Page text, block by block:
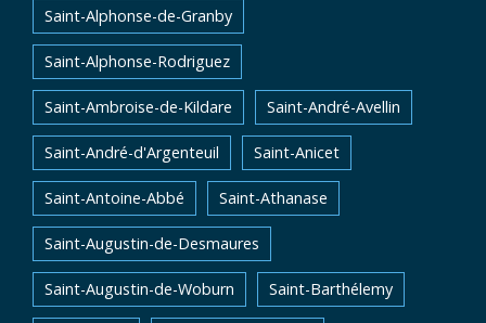
Saint-Alphonse-de-Granby
Saint-Alphonse-Rodriguez
Saint-Ambroise-de-Kildare Saint-André-Avellin
Saint-André-d'Argenteuil Saint-Anicet
Saint-Antoine-Abbé Saint-Athanase
Saint-Augustin-de-Desmaures
Saint-Augustin-de-Woburn Saint-Barthélemy